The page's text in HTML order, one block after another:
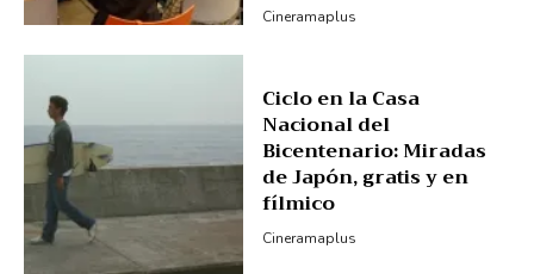
Cineramaplus
Ciclo en la Casa
Nacional del
Bicentenario: Miradas
de Japón, gratis y en
fílmico
Cineramaplus